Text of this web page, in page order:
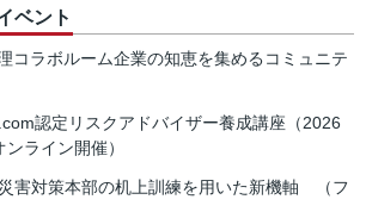
ベント
コラボルーム企業の知恵を集めるコミュニテ
認定リスクアドバイザー養成講座（2026
ライン開催）
災害対策本部の机上訓練を用いた新機軸 （フ